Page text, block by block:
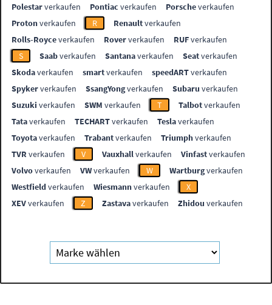
Polestarverkaufen Pontiac verkaufen Porscheverkaufen
Protonverkaufen R Renaultverkaufen
Rolls-Royceverkaufen Roververkaufen RUFverkaufen
S
Saabverkaufen Santanaverkaufen Seatverkaufen
Skodaverkaufen smartverkaufen speedARTverkaufen
Spykerverkaufen SsangYongverkaufen Subaru verkaufen
Suzuki verkaufen SWM verkaufen T Talbotverkaufen
Tataverkaufen TECHARTverkaufen Teslaverkaufen
Toyotaverkaufen Trabantverkaufen Triumphverkaufen
TVR verkaufen V Vauxhallverkaufen Vinfastverkaufen
Volvoverkaufen VWverkaufen W Wartburgverkaufen
Westfieldverkaufen Wiesmannverkaufen
X
XEVverkaufen Z Zastavaverkaufen Zhidou verkaufen